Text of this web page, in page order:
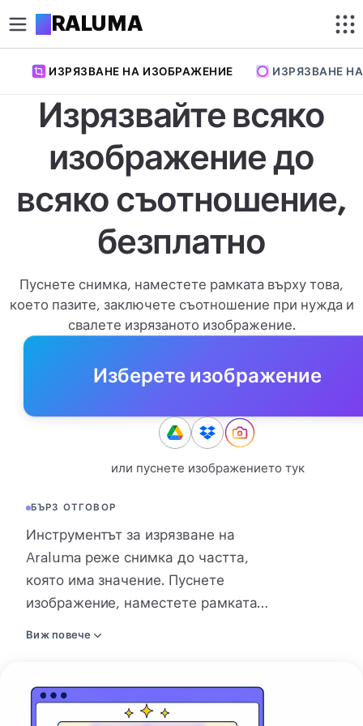
ARALUMA
Изрязване на изображение
Изрязване на снимка в кръг
Компресиране на изображение
Премахване на фон
Увеличаване на изображение
РЕДАКТИРАНЕ
КОНВЕРТИРАНЕ
ИЗРЯЗВАНЕ НА ИЗОБРАЖЕНИЕ ИЗРЯЗВАНЕ
Изрязвайте всяко
изображение до
всяко съотношение,
безплатно
Пуснете снимка, наместете рамката върху това,
което пазите, заключете съотношение при нужда и
свалете изрязаното изображение.
Изберете изображение
или пуснете изображението тук
БЪРЗ ОТГОВОР
Инструментът за изрязване на
Araluma реже снимка до частта,
която има значение. Пуснете
изображение, наместете рамката
съотношение като 1:1, 4:5 или 16:9 и
рамката го държи, докато я местите.
Виж повече
снимка